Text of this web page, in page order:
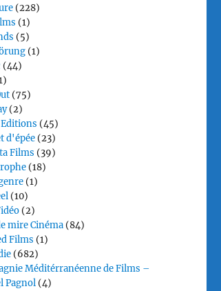
(228)
(1)
(5)
(1)
(44)
(75)
(2)
(45)
d'épée (23)
Films (39)
(18)
(1)
(10)
(2)
mire Cinéma (84)
Films (1)
(682)
Méditérranéenne de Films –
Pagnol (4)